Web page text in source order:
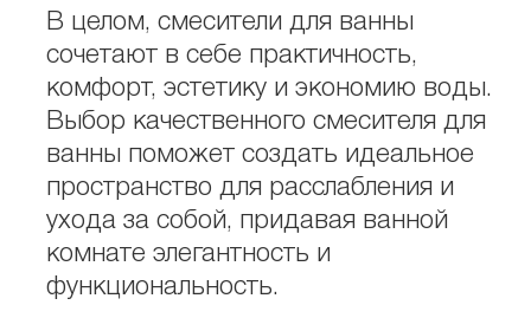
В целом, смесители для ванны
сочетают в себе практичность,
комфорт, эстетику и экономию воды.
Выбор качественного смесителя для
ванны поможет создать идеальное
пространство для расслабления и
ухода за собой, придавая ванной
комнате элегантность и
функциональность.